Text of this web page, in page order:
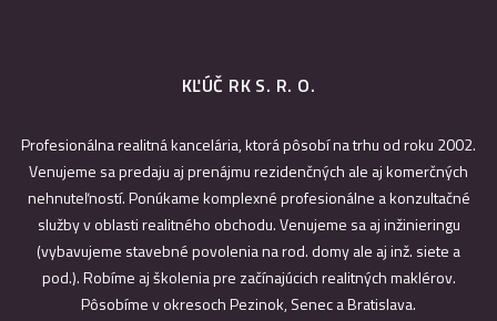
KĽÚČ RK S. R. O.
Profesionálna realitná kancelária, ktorá pôsobí na trhu od roku 2002.
Venujeme sa predaju aj prenájmu rezidenčných ale aj komerčných
nehnuteľností. Ponúkame komplexné profesionálne a konzultačné
služby v oblasti realitného obchodu. Venujeme sa aj inžinieringu
(vybavujeme stavebné povolenia na rod. domy ale aj inž. siete a
pod.). Robíme aj školenia pre začínajúcich realitných maklérov.
Pôsobíme v okresoch Pezinok, Senec a Bratislava.